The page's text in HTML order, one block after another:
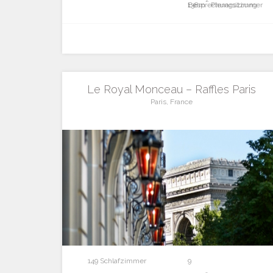
Besprechungszimmer
138mPlenarsitzung
Le Royal Monceau – Raffles Paris
Paris, France
149 Schlafzimmer 9